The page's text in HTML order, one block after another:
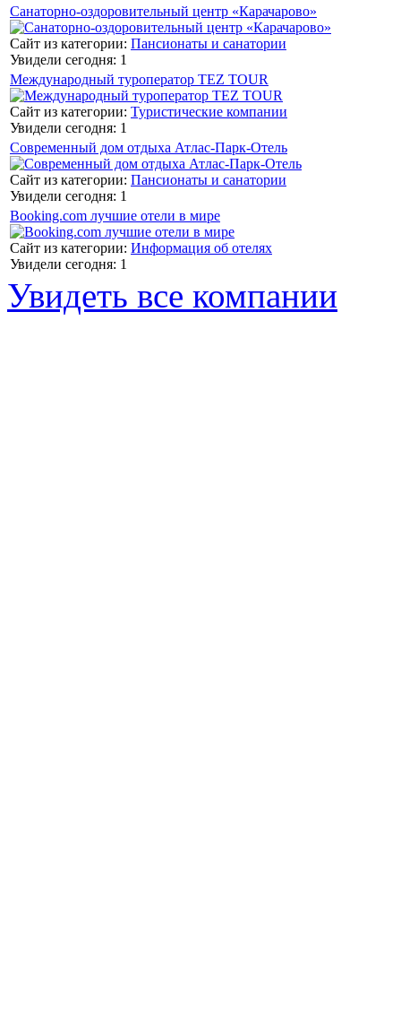
Санаторно-оздоровительный центр «Карачарово»
Сайт из категории: Пансионаты и санатории
Увидели сегодня: 1
Международный туроператор TEZ TOUR
Сайт из категории: Туристические компании
Увидели сегодня: 1
Современный дом отдыха Атлас-Парк-Отель
Сайт из категории: Пансионаты и санатории
Увидели сегодня: 1
Booking.com лучшие отели в мире
Сайт из категории: Информация об отелях
Увидели сегодня: 1
Увидеть все компании